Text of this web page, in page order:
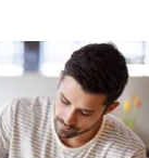
y muchos otros.
Italia, son